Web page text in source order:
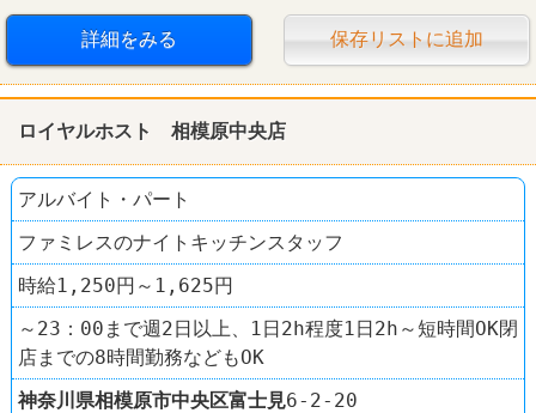
詳細をみる 保存リストに追加
ロイヤルホスト 相模原中央店
アルバイト・パート
ファミレスのナイトキッチンスタッフ
時給1,250円～1,625円
～23：00まで週2日以上、1日2h程度1日2h～短時間OK閉
店までの8時間勤務などもOK
神奈川県相模原市中央区富士見6-2-20